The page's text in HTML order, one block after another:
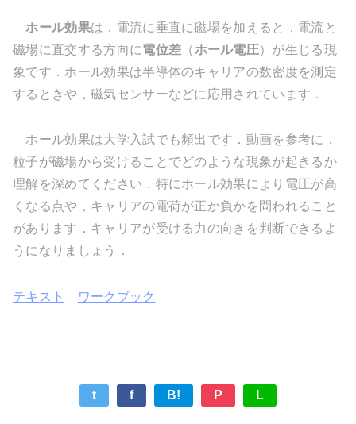
ホール効果は，電流に垂直に磁場を加えると，電流と
磁場に直交する方向に電位差 （ホール電圧）が生じる現
象です．ホール効果は半導体のキャリアの数密度を測定
するときや，磁気センサーなどに応用されています．
ホール効果は大学入試でも頻出です．動画を参考に，
粒子が磁場から受けることでどのような現象が起きるか
理解を深めてください．特にホール効果により電圧が高
くなる点や，キャリアの電荷が正か負かを問われること
があります．キャリアが受ける力の向きを判断できるよ
うになりましょう．
テキスト ワークブック
t f B! P L